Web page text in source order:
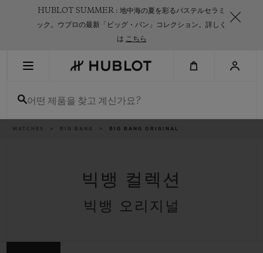
HUBLOT SUMMER : 地中海の夏を彩るパステルセラミ
ック。ウブロの最新「ビッグ・バン」コレクション。詳しく
は こちら
어떤 제품을 찾고 계신가요?
이
WATCHES BIG BANG BIG BANG ORIGINAL
빅뱅 컬렉션
빅뱅 오리지널
최근 검색이 없습니다
신제품